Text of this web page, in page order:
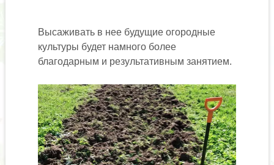
Высаживать в нее будущие огородные
культуры будет намного более
благодарным и результативным занятием.